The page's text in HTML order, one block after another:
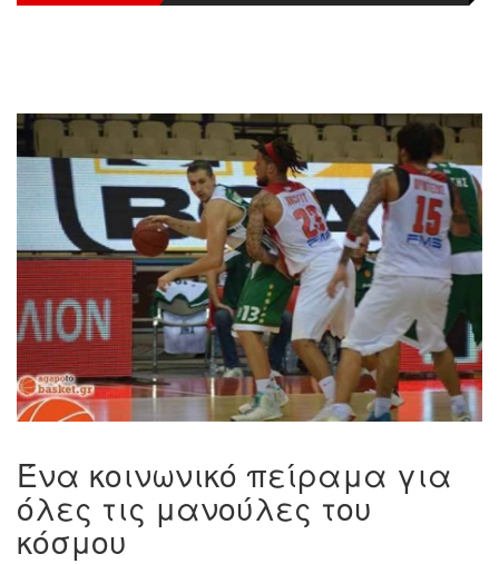
League 1
Ένα κοινωνικό πείραμα για
όλες τις μανούλες του
κόσμου